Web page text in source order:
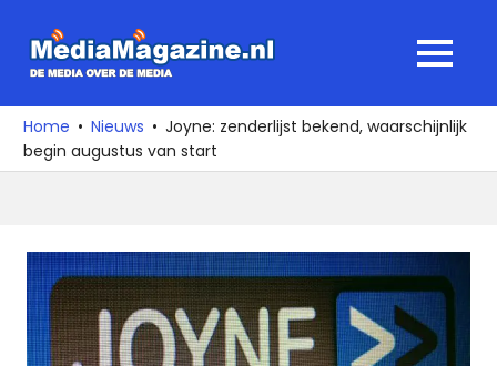
naar
media
over
de
MENU
Home Nieuws
Joyne: zenderlijst bekend, waarschijnlijk
begin augustus van start